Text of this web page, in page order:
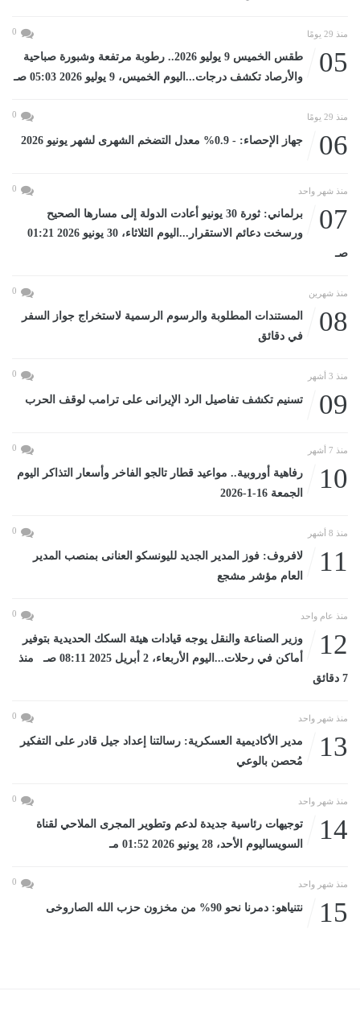
منذ 29 يومًا 0
05
طقس الخميس 9 يوليو 2026.. رطوبة مرتفعة وشبورة صباحية
والأرصاد تكشف درجات...اليوم الخميس، 9 يوليو 2026 05:03 صـ
منذ 29 يومًا 0
06 جهاز الإحصاء: - 0.9% معدل التضخم الشهرى لشهر يونيو 2026
منذ شهر واحد 0
07
برلماني: ثورة 30 يونيو أعادت الدولة إلى مسارها الصحيح
ورسخت دعائم الاستقرار...اليوم الثلاثاء، 30 يونيو 2026 01:21
صـ
منذ شهرين 0
08
المستندات المطلوبة والرسوم الرسمية لاستخراج جواز السفر
في دقائق
منذ 3 أشهر 0
09 تسنيم تكشف تفاصيل الرد الإيرانى على ترامب لوقف الحرب
منذ 7 أشهر 0
10
رفاهية أوروبية.. مواعيد قطار تالجو الفاخر وأسعار التذاكر اليوم
الجمعة 16-1-2026
منذ 8 أشهر 0
11
لافروف: فوز المدير الجديد لليونسكو العنانى بمنصب المدير
العام مؤشر مشجع
منذ عام واحد 0
12
وزير الصناعة والنقل يوجه قيادات هيئة السكك الحديدية بتوفير
أماكن في رحلات...اليوم الأربعاء، 2 أبريل 2025 08:11 صـ منذ
7 دقائق
منذ شهر واحد 0
13
مدير الأكاديمية العسكرية: رسالتنا إعداد جيل قادر على التفكير
مُحصن بالوعي
منذ شهر واحد 0
14
توجيهات رئاسية جديدة لدعم وتطوير المجرى الملاحي لقناة
السويساليوم الأحد، 28 يونيو 2026 01:52 مـ
منذ شهر واحد 0
15 نتنياهو: دمرنا نحو 90% من مخزون حزب الله الصاروخى